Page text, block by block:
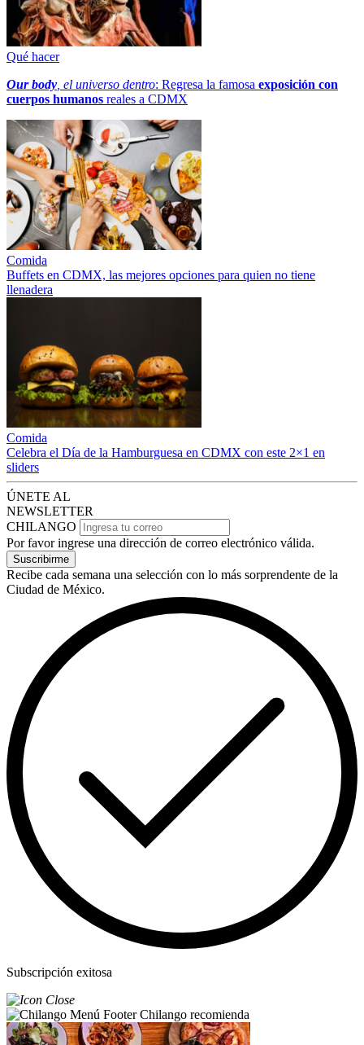
Qué hacer
Our body , el universo dentro: Regresa la famosa exposición con
cuerpos humanos reales a CDMX
Comida
Buffets en CDMX, las mejores opciones para quien no tiene
llenadera
Comida
Celebra el Día de la Hamburguesa en CDMX con este 2×1 en
sliders
ÚNETE AL
NEWSLETTER
CHILANGO
Por favor ingrese una dirección de correo electrónico válida.
Suscribirme
Recibe cada semana una selección con lo más sorprendente de la
Ciudad de México.
Subscripción exitosa
Chilango recomienda